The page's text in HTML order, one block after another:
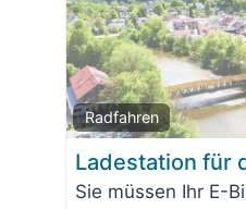
Radfahren
Sie müssen Ihr E-